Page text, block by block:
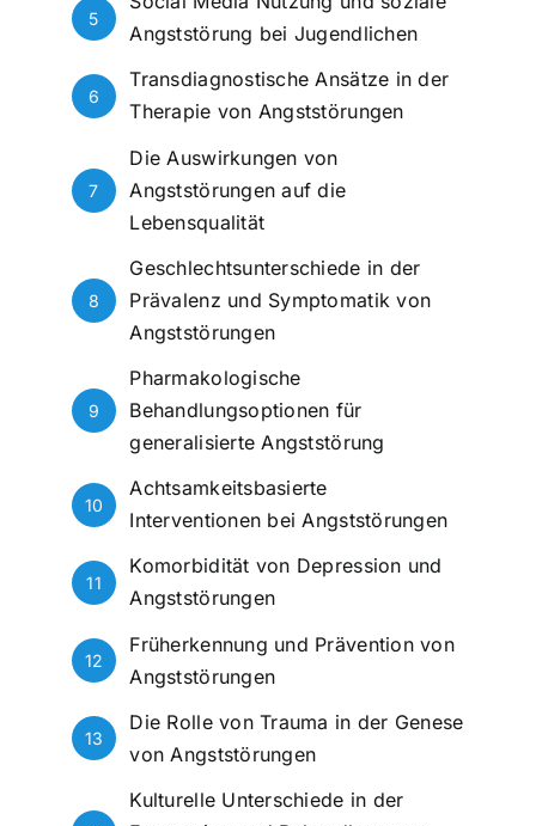
5
Angststörung bei Jugendlichen
6
Transdiagnostische Ansätze in der
Therapie von Angststörungen
7
Die Auswirkungen von
Angststörungen auf die
Lebensqualität
8
Geschlechtsunterschiede in der
Prävalenz und Symptomatik von
Angststörungen
9
Pharmakologische
Behandlungsoptionen für
generalisierte Angststörung
10
Achtsamkeitsbasierte
Interventionen bei Angststörungen
11
Komorbidität von Depression und
Angststörungen
12
Früherkennung und Prävention von
Angststörungen
13
Die Rolle von Trauma in der Genese
von Angststörungen
Kulturelle Unterschiede in der